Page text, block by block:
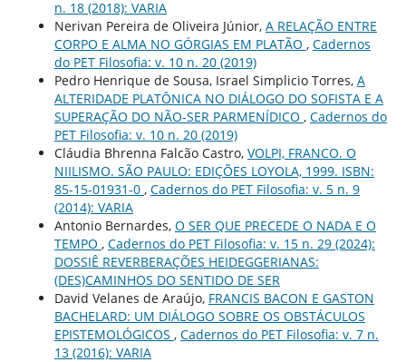
n. 18 (2018): VARIA
Nerivan Pereira de Oliveira Júnior, A RELAÇÃO ENTRE
CORPO E ALMA NO GÓRGIAS EM PLATÃO , Cadernos
do PET Filosofia: v. 10 n. 20 (2019)
Pedro Henrique de Sousa, Israel Simplicio Torres, A
ALTERIDADE PLATÔNICA NO DIÁLOGO DO SOFISTA E A
SUPERAÇÃO DO NÃO-SER PARMENÍDICO , Cadernos do
PET Filosofia: v. 10 n. 20 (2019)
Cláudia Bhrenna Falcão Castro, VOLPI, FRANCO. O
NIILISMO. SÃO PAULO: EDIÇÕES LOYOLA, 1999. ISBN:
85-15-01931-0 , Cadernos do PET Filosofia: v. 5 n. 9
(2014): VARIA
Antonio Bernardes, O SER QUE PRECEDE O NADA E O
TEMPO , Cadernos do PET Filosofia: v. 15 n. 29 (2024):
DOSSIÊ REVERBERAÇÕES HEIDEGGERIANAS:
(DES)CAMINHOS DO SENTIDO DE SER
David Velanes de Araújo, FRANCIS BACON E GASTON
BACHELARD: UM DIÁLOGO SOBRE OS OBSTÁCULOS
EPISTEMOLÓGICOS , Cadernos do PET Filosofia: v. 7 n.
13 (2016): VARIA